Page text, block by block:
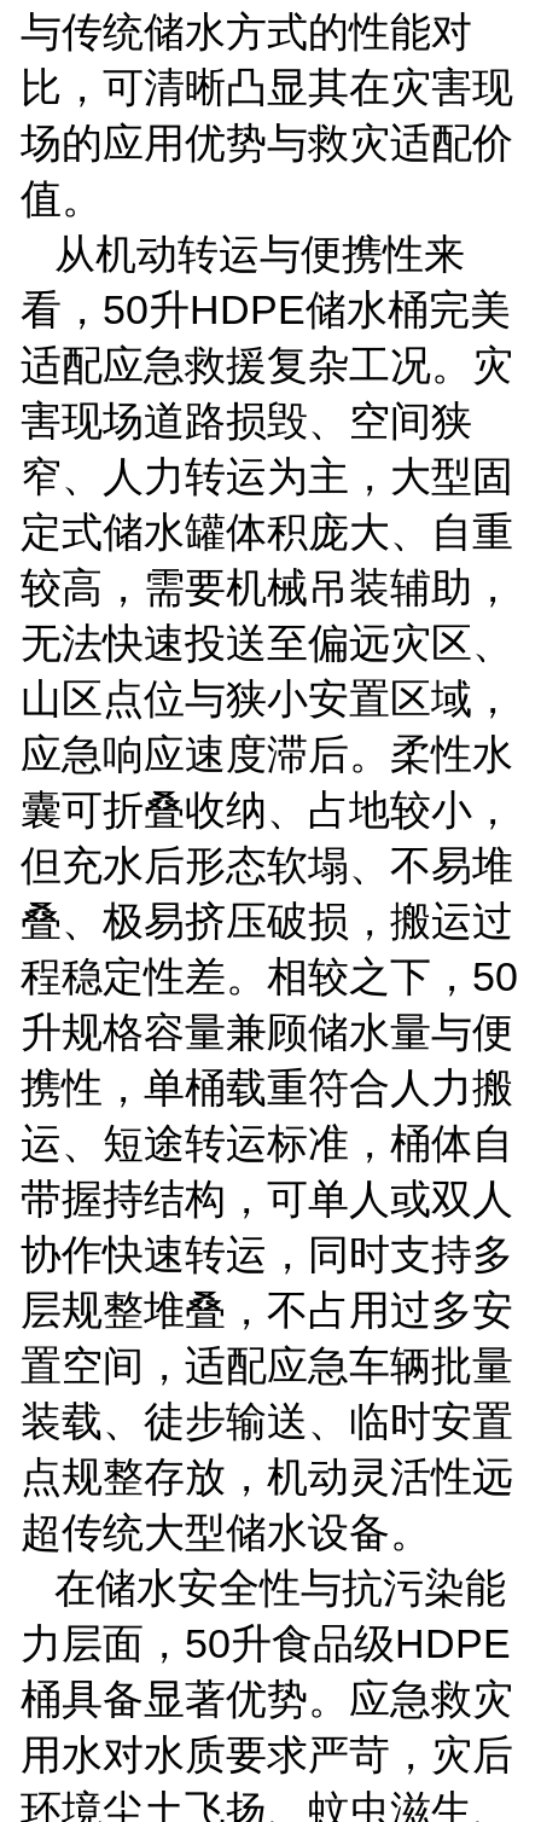
与传统储水方式的性能对
比，可清晰凸显其在灾害现
场的应用优势与救灾适配价
值。
从机动转运与便携性来
看， 50升HDPE储水桶完美
适配应急救援复杂工况。灾
害现场道路损毁、空间狭
窄、人力转运为主，大型固
定式储水罐体积庞大、自重
较高，需要机械吊装辅助，
无法快速投送至偏远灾区、
山区点位与狭小安置区域，
应急响应速度滞后。柔性水
囊可折叠收纳、占地较小，
但充水后形态软塌、不易堆
叠、极易挤压破损，搬运过
程稳定性差。相较之下， 50
升规格容量兼顾储水量与便
携性，单桶载重符合人力搬
运、短途转运标准，桶体自
带握持结构，可单人或双人
协作快速转运，同时支持多
层规整堆叠，不占用过多安
置空间，适配应急车辆批量
装载、徒步输送、临时安置
点规整存放，机动灵活性远
超传统大型储水设备。
在储水安全性与抗污染能
力层面， 50升食品级HDPE
桶具备显著优势。应急救灾
用水对水质要求严苛，灾后
环境尘土飞扬、蚊虫滋生、